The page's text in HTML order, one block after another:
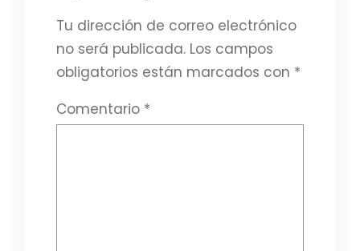
Tu dirección de correo electrónico
no será publicada. Los campos
obligatorios están marcados con *
Comentario *